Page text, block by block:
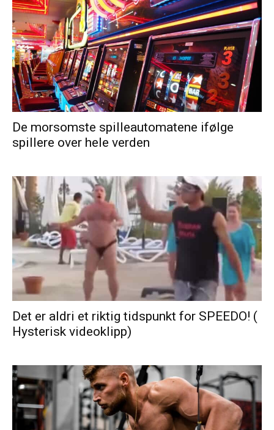
De morsomste spilleautomatene ifølge
spillere over hele verden
Det er aldri et riktig tidspunkt for SPEEDO! (
Hysterisk videoklipp)